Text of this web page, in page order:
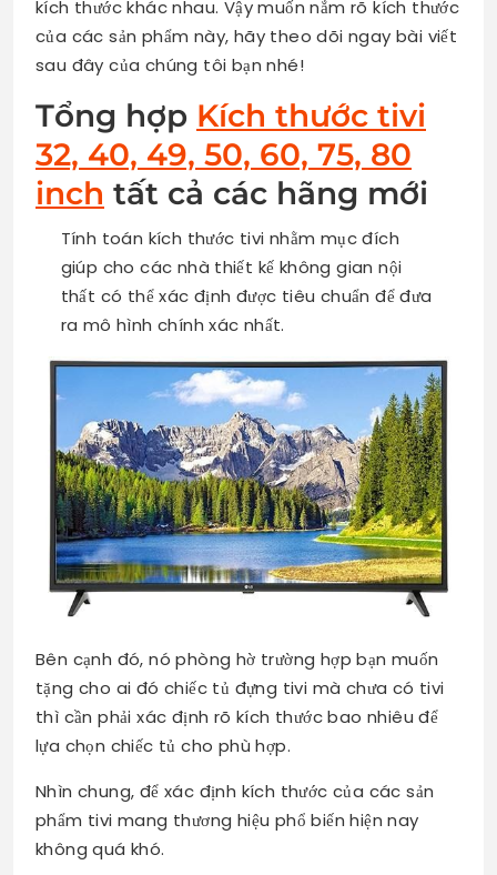
kích thước khác nhau. Vậy muốn nắm rõ kích thước
của các sản phẩm này, hãy theo dõi ngay bài viết
sau đây của chúng tôi bạn nhé!
Tổng hợp Kích thước tivi
32, 40, 49, 50, 60, 75, 80
inch tất cả các hãng mới
Tính toán kích thước tivi nhằm mục đích
giúp cho các nhà thiết kế không gian nội
thất có thể xác định được tiêu chuẩn để đưa
ra mô hình chính xác nhất.
Bên cạnh đó, nó phòng hờ trường hợp bạn muốn
tặng cho ai đó chiếc tủ đựng tivi mà chưa có tivi
thì cần phải xác định rõ kích thước bao nhiêu để
lựa chọn chiếc tủ cho phù hợp.
Nhìn chung, để xác định kích thước của các sản
phẩm tivi mang thương hiệu phổ biến hiện nay
không quá khó.